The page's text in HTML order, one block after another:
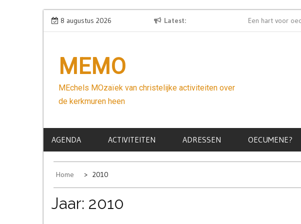
Skip
8 augustus 2026 Latest
Wees niet bang Een hart voor oecumene
MEMO
MEchels MOzaïek van christelijke activiteiten over
de kerkmuren heen
AGENDA ACTIVITEITEN ADRESSEN OECUMENE?
Home 2010
Jaar: 2010